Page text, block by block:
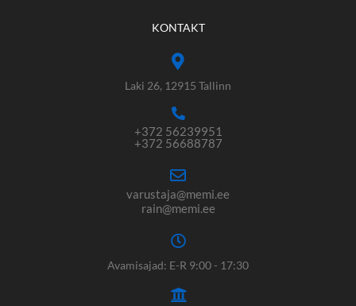
KONTAKT
Laki 26, 12915 Tallinn
+372 56239951
+372 56688787
varustaja@memi.ee
rain@memi.ee
Avamisajad: E-R 9:00 - 17:30